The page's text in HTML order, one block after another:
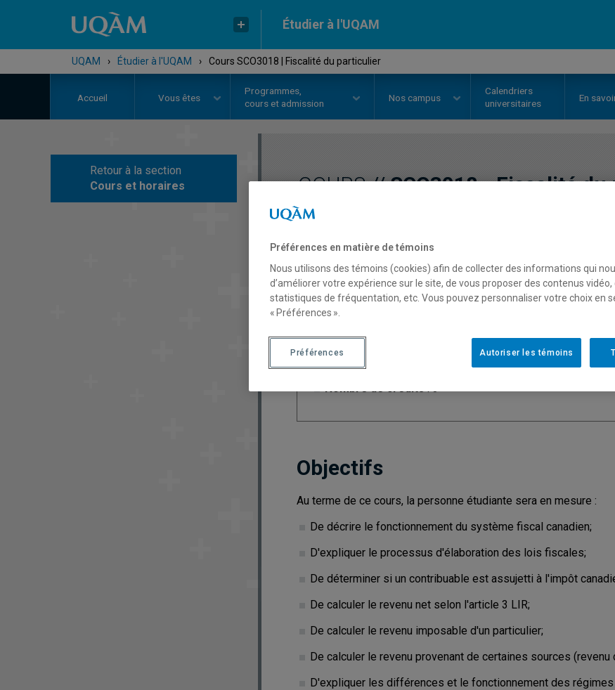
Étudier à l'UQAM
UQAM › Étudier à l'UQAM › Cours SCO3018 | Fiscalité du particulier
Accueil Vous êtes
Programmes,
cours et admission
Nos campus
Calendriers
universitaires
En
Retour à la section
Cours et horaires
COURS// SCO3018-Fiscalité
Description
Cycle: 1
Nombre de crédits: 3
Objectifs
Au terme de ce cours, la personne étudiante sera en mesure :
De décrire le fonctionnement du système fiscal canadien;
D'expliquer le processus d'élaboration des lois fiscales;
De déterminer si un contribuable est assujetti à l'impôt
De calculer le revenu net selon l'article 3 LIR;
De calculer le revenu imposable d'un particulier;
De calculer le revenu provenant de certaines sources
D'expliquer les différences et le fonctionnement des
Préférences en matière de témoins
Nous utilisons des témoins (cookies) afin de collecter des informations qui
d’améliorer votre expérience sur le site, de vous proposer des contenus vidéo,
statistiques de fréquentation, etc. Vous pouvez personnaliser votre choix en
« Préférences ».
Autoriser les témoins
Préférences